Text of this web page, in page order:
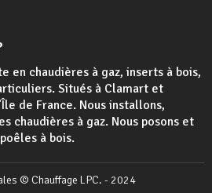
en chaudières à gaz, inserts à bois,
Situés à Clamart et
de France. Nous installons,
chaudières à gaz. Nous posons et
à bois.
© Chauffage LPC. - 2024